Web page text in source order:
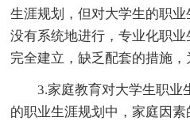
生涯规划，但对大学生的职
没有系统地进行，专业化职
完全建立，缺乏配套的措施，
3.家庭教育对大学生职业
的职业生涯规划中，家庭因